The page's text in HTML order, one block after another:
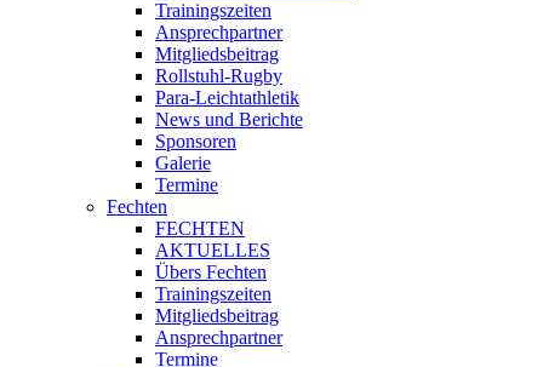
Trainingszeiten
Ansprechpartner
Mitgliedsbeitrag
Rollstuhl-Rugby
Para-Leichtathletik
News und Berichte
Sponsoren
Galerie
Termine
Fechten
FECHTEN
AKTUELLES
Übers Fechten
Trainingszeiten
Mitgliedsbeitrag
Ansprechpartner
Termine